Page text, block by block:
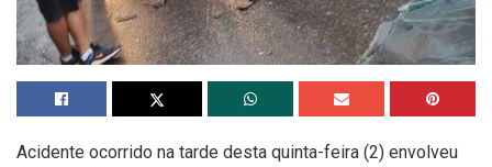
Acidente ocorrido na tarde desta quinta-feira (2) envolveu